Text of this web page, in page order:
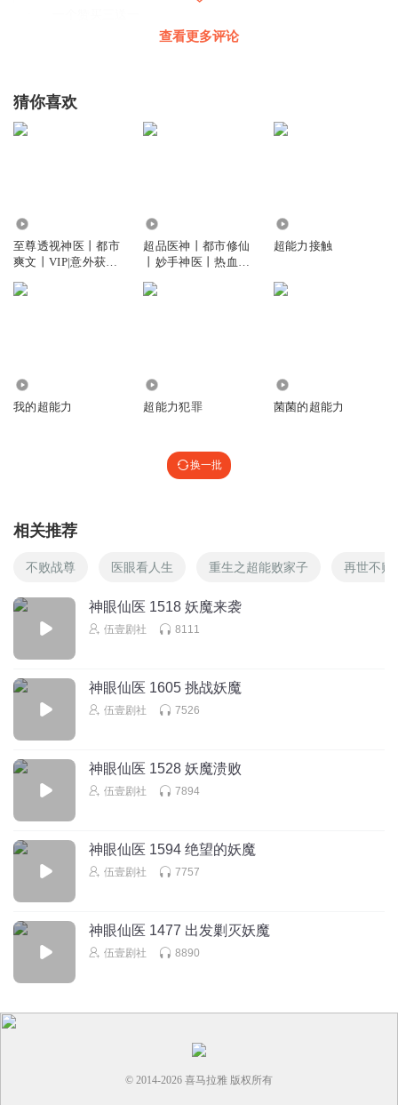
x_cool
查看更多评论
猜你喜欢
至尊透视神医丨都市
爽文丨VIP|意外获得
超品医神丨都市修仙
丨妙手神医丨热血玄
超能力接触
我的超能力 超能力犯罪 菌菌的超能力
换一批
相关推荐
不败战尊 医眼看人生 重生之超能败家子 再世不败
神眼仙医 1518 妖魔来袭
伍壹剧社 8111
神眼仙医 1605 挑战妖魔
伍壹剧社 7526
神眼仙医 1528 妖魔溃败
伍壹剧社 7894
神眼仙医 1594 绝望的妖魔
伍壹剧社 7757
神眼仙医 1477 出发剿灭妖魔
伍壹剧社 8890
© 2014-2026 喜马拉雅 版权所有